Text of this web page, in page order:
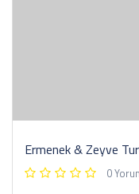
Ermenek & Zeyve
0